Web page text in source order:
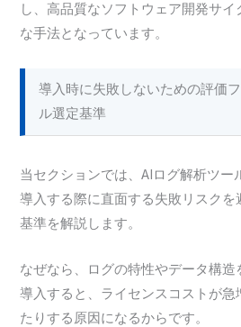
し、高品質なソフトウェア開発サ
な手法となっています。
導入時に失敗しないための評価
ル選定基準
当セクションでは、AIログ解析ツー
導入する際に直面する失敗リスク
基準を解説します。
なぜなら、ログの特性やデータ構
導入すると、ライセンスコストが急
たりする原因になるからです。